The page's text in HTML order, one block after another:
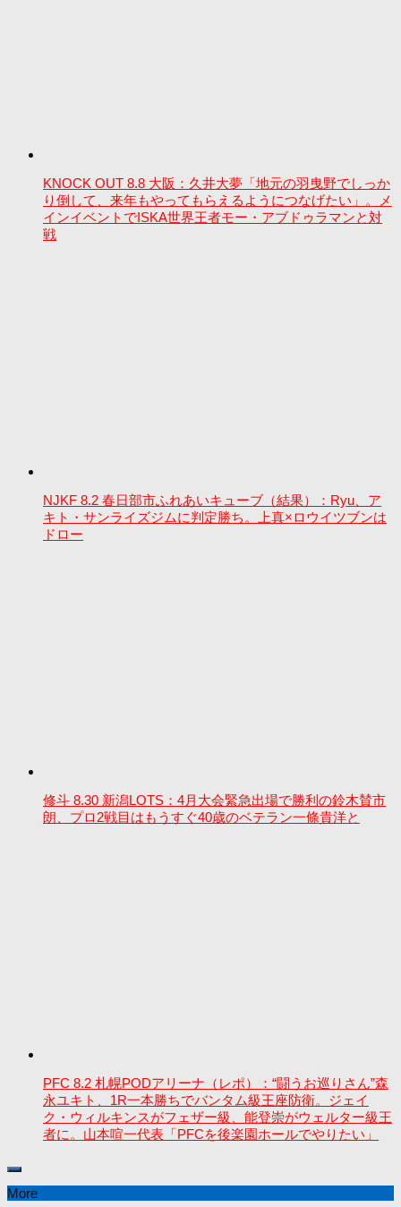
KNOCK OUT 8.8 大阪：久井大夢「地元の羽曳野でしっか
り倒して、来年もやってもらえるようにつなげたい」。メ
インイベントでISKA世界王者モー・アブドゥラマンと対
戦
NJKF 8.2 春日部市ふれあいキューブ（結果）：Ryu、ア
キト・サンライズジムに判定勝ち。上真×ロウイツブンは
ドロー
修斗 8.30 新潟LOTS：4月大会緊急出場で勝利の鈴木賛市
朗、プロ2戦目はもうすぐ40歳のベテラン一條貴洋と
PFC 8.2 札幌PODアリーナ（レポ）：“闘うお巡りさん”森
永ユキト、1R一本勝ちでバンタム級王座防衛。ジェイ
ク・ウィルキンスがフェザー級、能登崇がウェルター級王
者に。山本喧一代表「PFCを後楽園ホールでやりたい」
More